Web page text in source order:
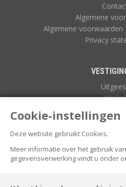
Cookie-instellingen
Deze website gebruikt Cookies.
Meer informatie over het gebruik
gegevensverwerking vindt u onder
Algemene
Algemene voorwaarden
Privacy
Winkel